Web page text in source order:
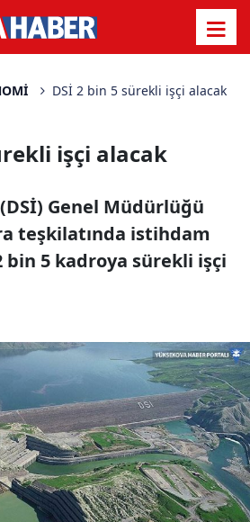
DSİ 2 bin 5 sürekli işçi alacak
işçi alacak
Genel Müdürlüğü
teşkilatında istihdam
bin 5 kadroya sürekli işçi